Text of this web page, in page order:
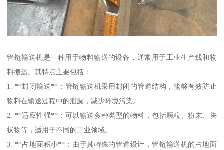
管链输送机是一种用于物料输送的设备，通常用于工业生产线和物
料搬运。其特点主要包括：
1. **封闭输送**：管链输送机采用封闭的管道结构，能够有效防止
物料在输送过程中的泄漏，减少环境污染。
2. **适应性强**：可以输送多种类型的物料，包括颗粒、粉末、块
状物等，适用于不同的工业领域。
3. **占地面积小**：由于其特殊的管道设计，管链输送机的占地面